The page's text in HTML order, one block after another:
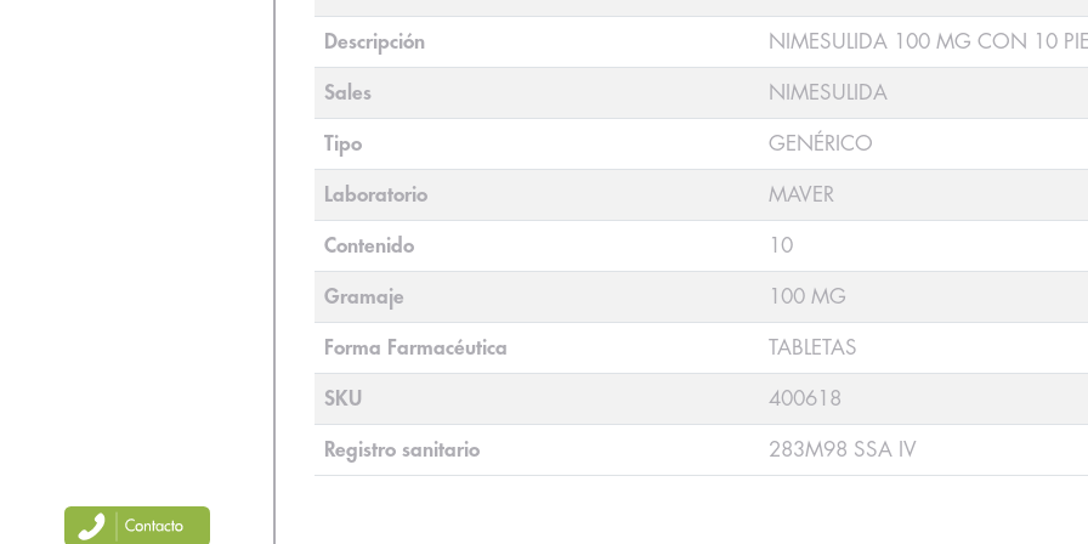
Descripción NIMESULIDA 100 MG CON 10
Sales NIMESULIDA
Tipo GENÉRICO
Laboratorio MAVER
Contenido 10
Gramaje 100 MG
Forma Farmacéutica TABLETAS
SKU 400618
Registro sanitario 283M98 SSA IV